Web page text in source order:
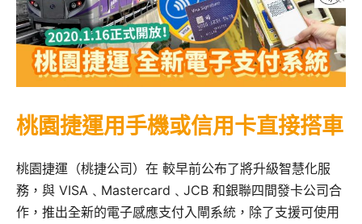
桃園捷運用手機或信用卡直接搭車
桃園捷運（桃捷公司）在 較早前公布了將升級智慧化服
務，與 VISA﹑Mastercard﹑JCB 和銀聯四間發卡公司合
作，推出全新的電子感應支付入閘系統，除了支援可使用